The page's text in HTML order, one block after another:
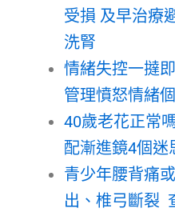
受損 及早治療
洗腎
情緒失控一撻
管理憤怒情緒
40歲老花正常
配漸進鏡4個迷
青少年腰背痛
出、椎弓斷裂